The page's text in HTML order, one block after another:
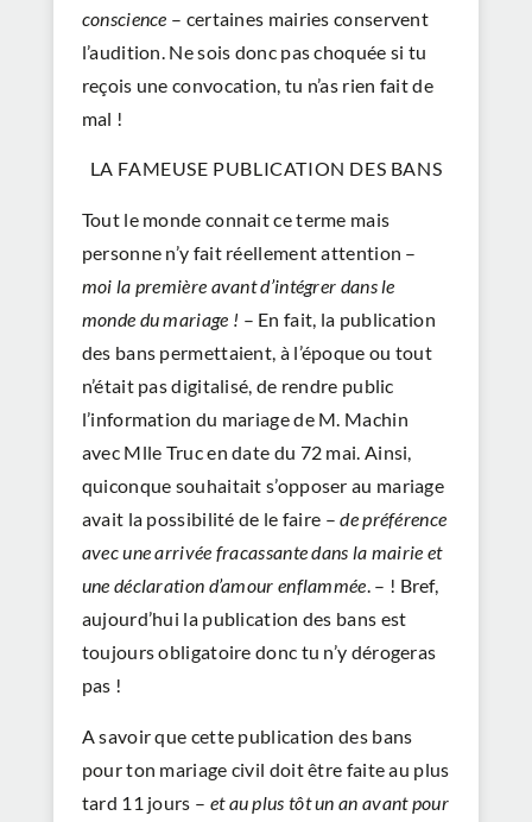
conscience – certaines mairies conservent
l’audition. Ne sois donc pas choquée si tu
reçois une convocation, tu n’as rien fait de
mal !
LA FAMEUSE PUBLICATION DES BANS
Tout le monde connait ce terme mais
personne n’y fait réellement attention –
moi la première avant d’intégrer dans le
monde du mariage ! – En fait, la publication
des bans permettaient, à l’époque ou tout
n’était pas digitalisé, de rendre public
l’information du mariage de M. Machin
avec Mlle Truc en date du 72 mai. Ainsi,
quiconque souhaitait s’opposer au mariage
avait la possibilité de le faire –de préférence
avec une arrivée fracassante dans la mairie et
une déclaration d’amour enflammée. – ! Bref,
aujourd’hui la publication des bans est
toujours obligatoire donc tu n’y dérogeras
pas !
A savoir que cette publication des bans
pour ton mariage civil doit être faite au plus
tard 11 jours – et au plus tôt un an avant pour